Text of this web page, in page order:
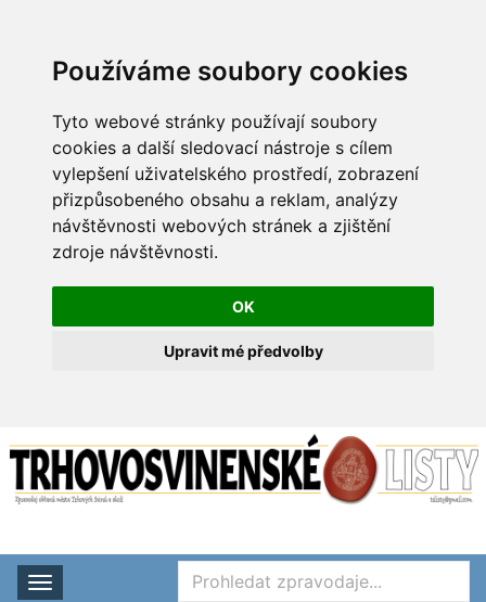
Používáme soubory cookies
Tyto webové stránky používají soubory
cookies a další sledovací nástroje s cílem
vylepšení uživatelského prostředí, zobrazení
přizpůsobeného obsahu a reklam, analýzy
návštěvnosti webových stránek a zjištění
zdroje návštěvnosti.
OK
Upravit mé předvolby
Rozbalit nabídku